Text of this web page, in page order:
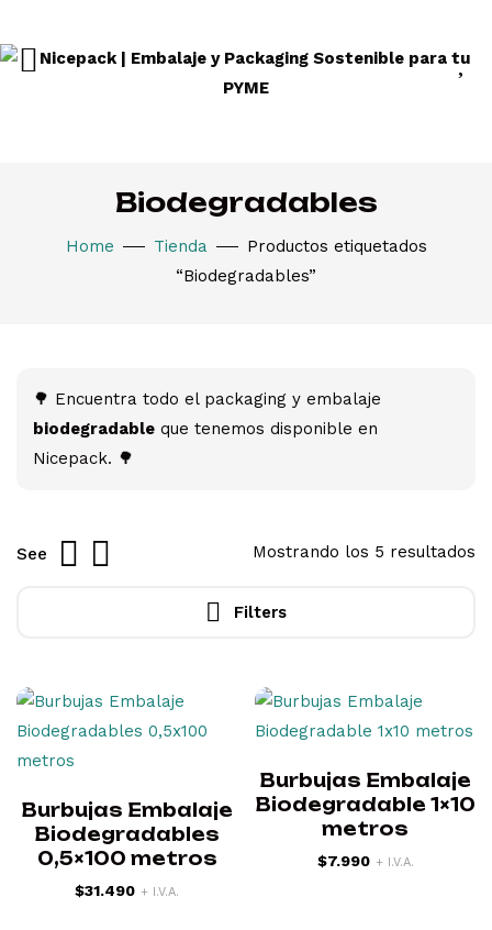
Biodegradables
Home Tienda
Productos etiquetados
“Biodegradables”
🌳 Encuentra todo el packaging y embalaje
biodegradable que tenemos disponible en
Nicepack. 🌳
Filters
Mostrando los 5 resultados
See
Burbujas Embalaje
Biodegradables
0,5×100 metros
$31.490 + I.V.A.
Burbujas Embalaje
Biodegradable 1×10
metros
$7.990 + I.V.A.